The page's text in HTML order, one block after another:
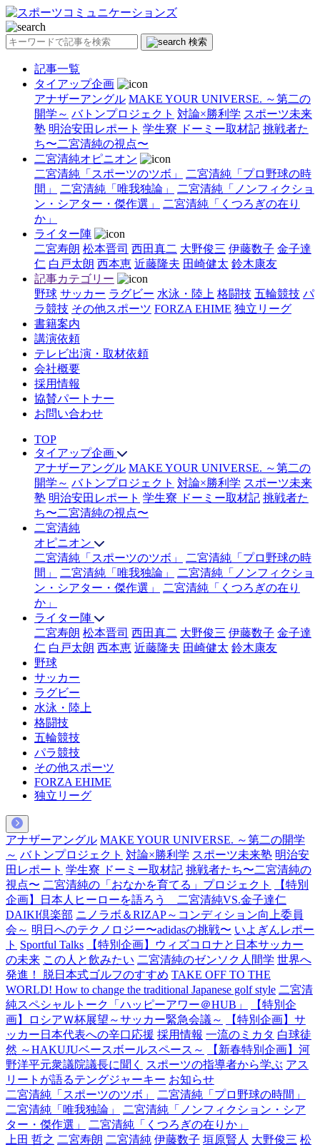
検索
記事一覧
タイアップ企画
アナザーアングル MAKE YOUR UNIVERSE. ～第二の
開学～ バトンプロジェクト 対論×勝利学 スポーツ未来
塾 明治安田レポート 学生寮 ドーミー取材記 挑戦者た
ち〜二宮清純の視点〜
二宮清純オピニオン
二宮清純「スポーツのツボ」
二宮清純「プロ野球の時
間」
二宮清純「唯我独論」
二宮清純「ノンフィクショ
ン・シアター・傑作選」
二宮清純「くつろぎの在り
か」
ライター陣
二宮寿朗 松本晋司 西田真二 大野俊三 伊藤数子 金子達
仁 白戸太朗 西本恵 近藤隆夫 田崎健太 鈴木康友
記事カテゴリー
野球 サッカー ラグビー 水泳・陸上 格闘技 五輪競技 パ
ラ競技 その他スポーツ FORZA EHIME 独立リーグ
書籍案内
講演依頼
テレビ出演・取材依頼
会社概要
採用情報
協賛パートナー
お問い合わせ
TOP
タイアップ企画
アナザーアングル MAKE YOUR UNIVERSE. ～第二の
開学～ バトンプロジェクト 対論×勝利学 スポーツ未来
塾 明治安田レポート 学生寮 ドーミー取材記 挑戦者た
ち〜二宮清純の視点〜
二宮清純
オピニオン
二宮清純「スポーツのツボ」
二宮清純「プロ野球の時
間」
二宮清純「唯我独論」
二宮清純「ノンフィクショ
ン・シアター・傑作選」
二宮清純「くつろぎの在り
か」
ライター陣
二宮寿朗 松本晋司 西田真二 大野俊三 伊藤数子 金子達
仁 白戸太朗 西本恵 近藤隆夫 田崎健太 鈴木康友
野球
サッカー
ラグビー
水泳・陸上
格闘技
五輪競技
パラ競技
その他スポーツ
FORZA EHIME
独立リーグ
アナザーアングル MAKE YOUR UNIVERSE. ～第二の開学
～ バトンプロジェクト 対論×勝利学 スポーツ未来塾 明治安
田レポート 学生寮 ドーミー取材記 挑戦者たち〜二宮清純の
視点〜 二宮清純の「おなかを育てる」プロジェクト
【特別
企画】日本人ヒーローを語ろう 二宮清純VS.金子達仁
DAIKI倶楽部 ニノラボ＆RIZAP～コンディション向上委員
会～ 明日へのテクノロジー〜adidasの挑戦〜 いよぎんレポー
ト Sportful Talks
【特別企画】ウィズコロナと日本サッカー
の未来 この人と飲みたい 二宮清純のゼンソク人間学 世界へ
発進！ 脱日本式ゴルフのすすめ TAKE OFF TO THE
WORLD! How to change the traditional Japanese golf style 二宮清
純スペシャルトーク「ハッピーアワー＠HUB」
【特別企
画】ロシアＷ杯展望～サッカー緊急会議～
【特別企画】サ
ッカー日本代表への辛口応援 採用情報 一流のミカタ 白球徒
然 ～HAKUJUベースボールスペース～
【新春特別企画】河
野洋平元衆議院議長に聞く
スポーツの指導者から学ぶ アス
リートが語るテングジャーキー お知らせ
二宮清純「スポーツのツボ」
二宮清純「プロ野球の時間」
二宮清純「唯我独論」
二宮清純「ノンフィクション・シア
ター・傑作選」
二宮清純「くつろぎの在りか」
上田 哲之 二宮寿朗 二宮清純 伊藤数子 垣原賢人 大野俊三 松